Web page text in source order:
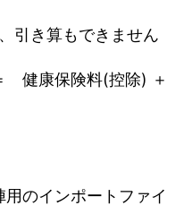
引き算もできません
健康保険料(控除) ＋
のインポートファイ